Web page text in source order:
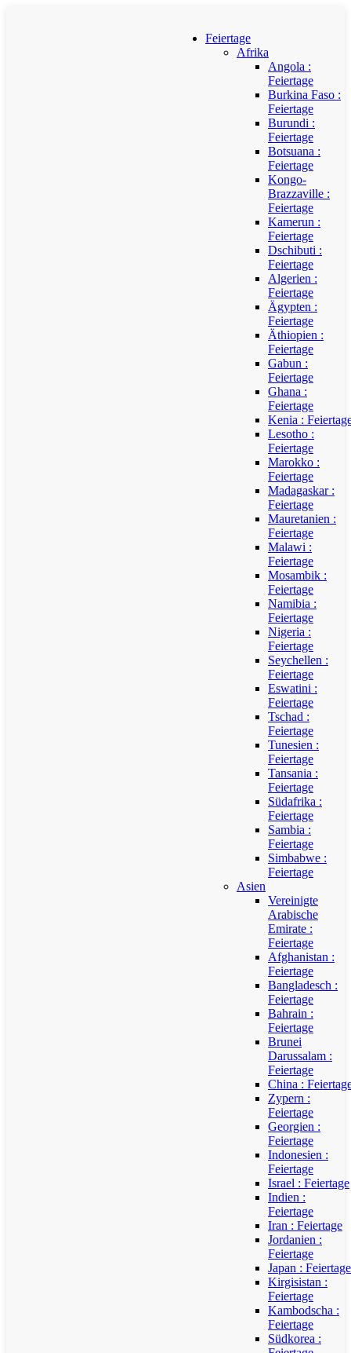
Feiertage
Afrika
Angola :
Feiertage
Burkina Faso :
Feiertage
Burundi :
Feiertage
Botsuana :
Feiertage
Kongo-
Brazzaville :
Feiertage
Kamerun :
Feiertage
Dschibuti :
Feiertage
Algerien :
Feiertage
Ägypten :
Feiertage
Äthiopien :
Feiertage
Gabun :
Feiertage
Ghana :
Feiertage
Kenia :
Lesotho :
Feiertage
Marokko :
Feiertage
Madagaskar :
Feiertage
Mauretanien :
Feiertage
Malawi :
Feiertage
Mosambik :
Feiertage
Namibia :
Feiertage
Nigeria :
Feiertage
Seychellen :
Feiertage
Eswatini :
Feiertage
Tschad :
Feiertage
Tunesien :
Feiertage
Tansania :
Feiertage
Südafrika :
Feiertage
Sambia :
Feiertage
Simbabwe :
Feiertage
Asien
Vereinigte
Arabische
Emirate :
Feiertage
Afghanistan :
Feiertage
Bangladesch :
Feiertage
Bahrain :
Feiertage
Brunei
Darussalam :
Feiertage
China :
Zypern :
Feiertage
Georgien :
Feiertage
Indonesien :
Feiertage
Israel : Feiertage
Indien :
Feiertage
Iran : Feiertage
Jordanien :
Feiertage
Japan : Feiertage
Kirgisistan :
Feiertage
Kambodscha :
Feiertage
Südkorea :